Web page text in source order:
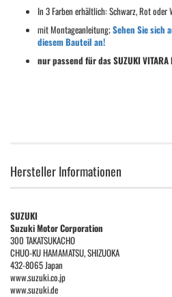
In 3 Farben erhältlich: Schwarz, Rot oder
mit Montageanleitung;Sehen Sie sich
diesem Bauteil an!
nur passend für das SUZUKI
Hersteller Informationen
SUZUKI
Suzuki Motor Corporation
300 TAKATSUKACHO
CHUO-KU HAMAMATSU, SHIZUOKA
432-8065 Japan
www.suzuki.co.jp
www.suzuki.de